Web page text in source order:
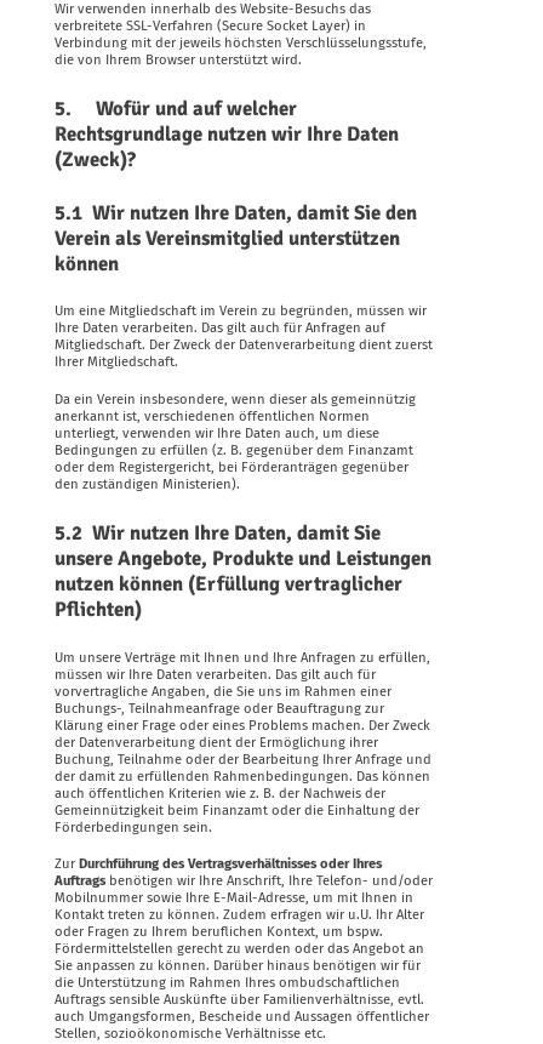
Wir verwenden innerhalb des Website-Besuchs das
verbreitete SSL-Verfahren (Secure Socket Layer) in
Verbindung mit der jeweils höchsten Verschlüsselungsstufe,
die von Ihrem Browser unterstützt wird.
5. Wofür und auf welcher
Rechtsgrundlage nutzen wir Ihre Daten
(Zweck)?
5.1 Wir nutzen Ihre Daten, damit Sie den
Verein als Vereinsmitglied unterstützen
können
Um eine Mitgliedschaft im Verein zu begründen, müssen wir
Ihre Daten verarbeiten. Das gilt auch für Anfragen auf
Mitgliedschaft. Der Zweck der Datenverarbeitung dient zuerst
Ihrer Mitgliedschaft.
Da ein Verein insbesondere, wenn dieser als gemeinnützig
anerkannt ist, verschiedenen öffentlichen Normen
unterliegt, verwenden wir Ihre Daten auch, um diese
Bedingungen zu erfüllen (z. B. gegenüber dem Finanzamt
oder dem Registergericht, bei Förderanträgen gegenüber
den zuständigen Ministerien).
5.2 Wir nutzen Ihre Daten, damit Sie
unsere Angebote, Produkte und Leistungen
nutzen können (Erfüllung vertraglicher
Pflichten)
Um unsere Verträge mit Ihnen und Ihre Anfragen zu erfüllen,
müssen wir Ihre Daten verarbeiten. Das gilt auch für
vorvertragliche Angaben, die Sie uns im Rahmen einer
Buchungs-, Teilnahmeanfrage oder Beauftragung zur
Klärung einer Frage oder eines Problems machen. Der Zweck
der Datenverarbeitung dient der Ermöglichung ihrer
Buchung, Teilnahme oder der Bearbeitung Ihrer Anfrage und
der damit zu erfüllenden Rahmenbedingungen. Das können
auch öffentlichen Kriterien wie z. B. der Nachweis der
Gemeinnützigkeit beim Finanzamt oder die Einhaltung der
Förderbedingungen sein.
Zur Durchführung des Vertragsverhältnisses oder Ihres
Auftragsbenötigen wir Ihre Anschrift, Ihre Telefon- und/oder
Mobilnummer sowie Ihre E-Mail-Adresse, um mit Ihnen in
Kontakt treten zu können. Zudem erfragen wir u.U. Ihr Alter
oder Fragen zu Ihrem beruflichen Kontext, um bspw.
Fördermittelstellen gerecht zu werden oder das Angebot an
Sie anpassen zu können. Darüber hinaus benötigen wir für
die Unterstützung im Rahmen Ihres ombudschaftlichen
Auftrags sensible Auskünfte über Familienverhältnisse, evtl.
auch Umgangsformen, Bescheide und Aussagen öffentlicher
Stellen, sozioökonomische Verhältnisse etc.